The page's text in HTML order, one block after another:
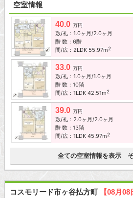
空室情報
40.0 万円
敷/礼：1.0ヶ月/2.0ヶ月
階 数：6階
間/広：2LDK 55.97m2
33.0 万円
敷/礼：1.0ヶ月/1.0ヶ月
階 数：10階
間/広：1LDK 42.51m2
39.0 万円
敷/礼：2.0ヶ月/2.0ヶ月
階 数：13階
間/広：1LDK 45.97m2
全ての空室情報を表示
コスモリード市ヶ谷払方町 【08月08